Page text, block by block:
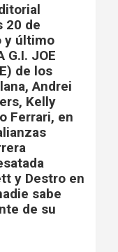
20 de
y último
G.I. JOE
de los
Andrei
Kelly
Ferrari, en
y Destro en
sabe
de su